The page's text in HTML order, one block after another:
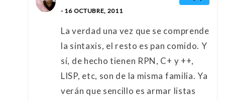
- 16 OCTUBRE, 2011
La verdad una vez que se comprende
la sintaxis, el resto es pan comido. Y
sí, de hecho tienen RPN, C+ y ++,
LISP, etc, son de la misma familia. Ya
verán que sencillo es armar listas